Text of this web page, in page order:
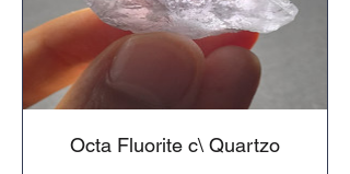
Octa Fluorite c\ Quartzo